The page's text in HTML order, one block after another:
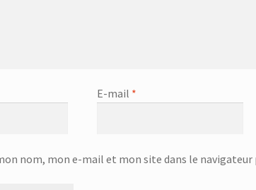
E-mail *
nom, mon e-mail et mon site dans le